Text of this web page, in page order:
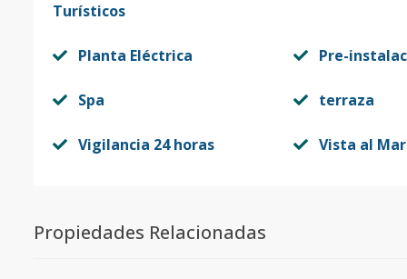
Código
S-616 SUNSET 6 2 1
Código
Turísticos
Planta Eléctrica Pre-
Spa terraza
Vigilancia 24 horas Vista al Mar
Propiedades Relacionadas